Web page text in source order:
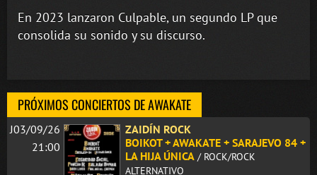
En 2023 lanzaron Culpable, un segundo LP que
consolida su sonido y su discurso.
PRÓXIMOS CONCIERTOS DE AWAKATE
J03/09/26
21:00
ZAIDÍN ROCK
BOIKOT + AWAKATE + SARAJEVO 84 +
LA HIJA ÚNICA / ROCK/ROCK
ALTERNATIVO